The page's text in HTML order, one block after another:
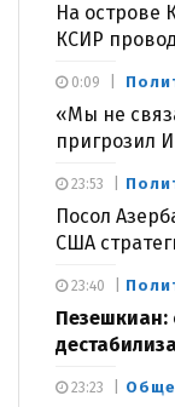
На острове
КСИР
«Мы не
пригрозил
0:09
Посол
США
23:53
Пезешкиан:
23:40
23:23